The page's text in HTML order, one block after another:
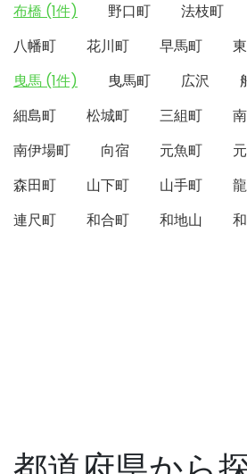
布橋 (1件)
野口町 法枝町
八幡町
花川町 早馬町
曳馬 (1件)
曳馬町 広沢
細島町
松城町 三組町
南伊場町
向宿 元魚町
森田町
山下町 山手町
連尺町
和合町 和地山